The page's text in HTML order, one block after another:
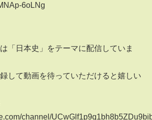
6oLNg
「日本史」をテーマに配信していま
して動画を待っていただけると嬉しい
channel/